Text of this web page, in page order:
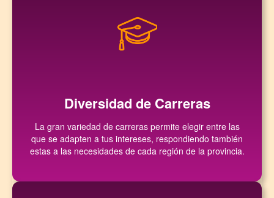
Diversidad de Carreras
La gran variedad de carreras permite elegir entre las
que se adapten a tus intereses, respondiendo también
estas a las necesidades de cada región de la provincia.